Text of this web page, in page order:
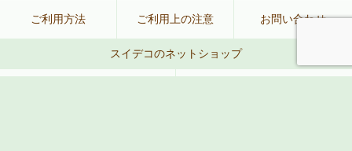
ご利用方法 ご利用上の注意 お問い合わせ
スイデコのネットショップ